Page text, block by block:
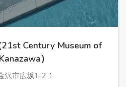
Century Museum of
）
沢市広坂1-2-1